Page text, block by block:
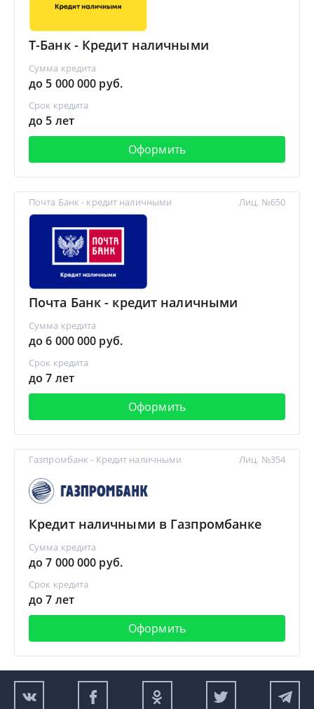
Т-Банк - Кредит наличными
Сумма кредита
до 5 000 000 руб.
Срок кредита
до 5 лет
Оформить
Почта Банк - кредит наличными
Почта Банк - кредит наличными
Сумма кредита
до 6 000 000 руб.
Срок кредита
до 7 лет
Оформить
Лиц. №650
Газпромбанк - Кредит наличными
Кредит наличными в Газпромбанке
Сумма кредита
до 7 000 000 руб.
Срок кредита
до 7 лет
Оформить
Лиц. №354